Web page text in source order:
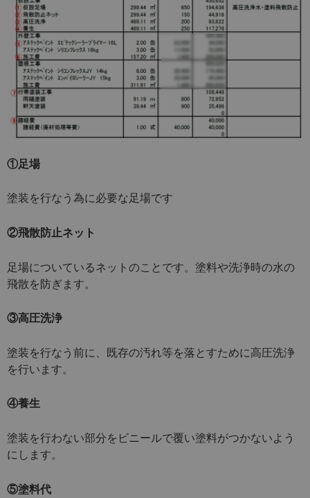
①足場
塗装を行なう為に必要な足場です
②飛散防止ネット
足場についているネットのことです。塗料や洗浄時の水の
飛散を防ぎます。
③高圧洗浄
塗装を行なう前に、既存の汚れ等を落とすために高圧洗浄
を行います。
④養生
塗装を行わない部分をビニールで覆い塗料がつかないよう
にします。
⑤塗料代